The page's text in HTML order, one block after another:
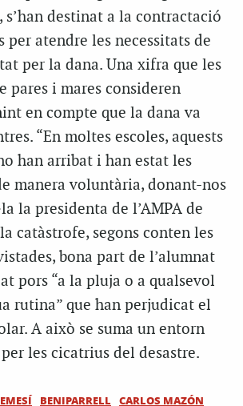
s’han destinat a la contractació
per atendre les necessitats de
per la dana. Una xifra que les
pares i mares consideren
en compte que la dana va
“En moltes escoles, aquests
han arribat i han estat les
manera voluntària, donant-nos
la presidenta de l’AMPA de
catàstrofe, segons conten les
bona part de l’alumnat
pors “a la pluja o a qualsevol
rutina” que han perjudicat el
A això se suma un entorn
les cicatrius del desastre.
BENIPARRELL CARLOS MAZÓN